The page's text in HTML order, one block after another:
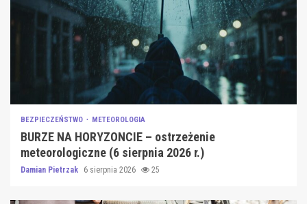
BEZPIECZEŃSTWO METEOROLOGIA
BURZE NA HORYZONCIE – ostrzeżenie
meteorologiczne (6 sierpnia 2026 r.)
Damian Pietrzak 6 sierpnia 2026 25